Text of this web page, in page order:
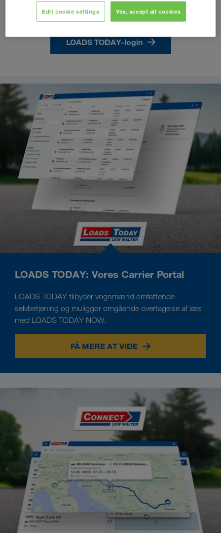
LOADS TODAY-login
LOADS TODAY: Vores Carrier Portal
LOADS TODAY tilbyder vognmænd omfattende
selvbetjening og muliggør omgående overtagelse af læs
med LOADS TODAY NOW.
FÅ MERE AT VIDE
Edit cookie settings Yes, accept all cookies